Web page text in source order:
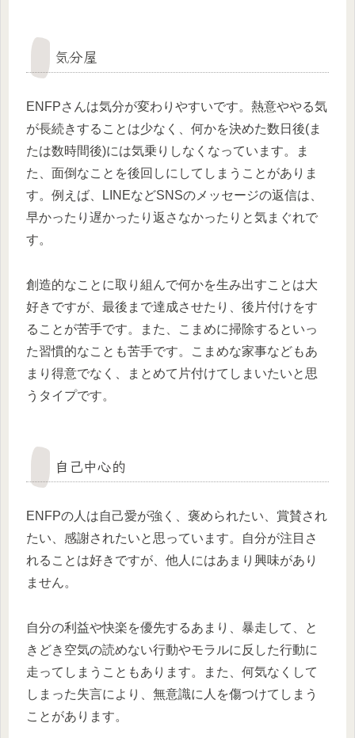
気分屋
ENFPさんは気分が変わりやすいです。熱意ややる気
が長続きすることは少なく、何かを決めた数日後(ま
たは数時間後)には気乗りしなくなっています。ま
た、面倒なことを後回しにしてしまうことがありま
す。例えば、LINEなどSNSのメッセージの返信は、
早かったり遅かったり返さなかったりと気まぐれで
す。
創造的なことに取り組んで何かを生み出すことは大
好きですが、最後まで達成させたり、後片付けをす
ることが苦手です。また、こまめに掃除するといっ
た習慣的なことも苦手です。こまめな家事などもあ
まり得意でなく、まとめて片付けてしまいたいと思
うタイプです。
自己中心的
ENFPの人は自己愛が強く、褒められたい、賞賛され
たい、感謝されたいと思っています。自分が注目さ
れることは好きですが、他人にはあまり興味があり
ません。
自分の利益や快楽を優先するあまり、暴走して、と
きどき空気の読めない行動やモラルに反した行動に
走ってしまうこともあります。また、何気なくして
しまった失言により、無意識に人を傷つけてしまう
ことがあります。